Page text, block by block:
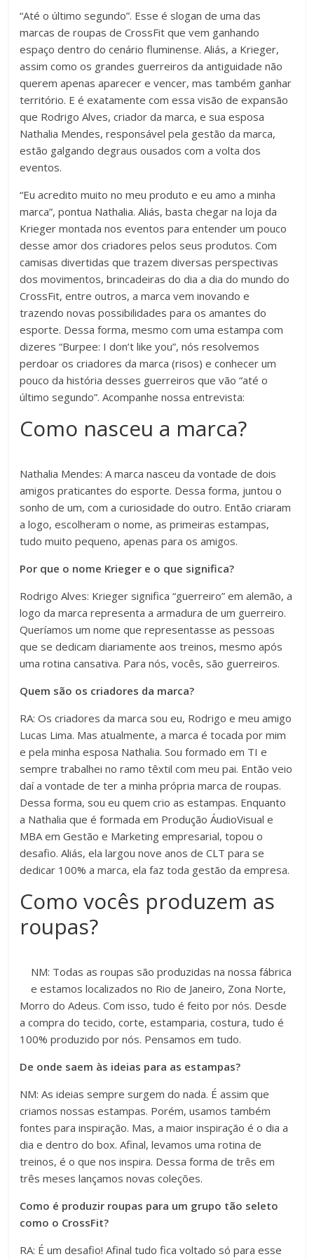
“Até o último segundo”. Esse é slogan de uma das
marcas de roupas de CrossFit que vem ganhando
espaço dentro do cenário fluminense. Aliás, a Krieger,
assim como os grandes guerreiros da antiguidade não
querem apenas aparecer e vencer, mas também ganhar
território. E é exatamente com essa visão de expansão
que Rodrigo Alves, criador da marca, e sua esposa
Nathalia Mendes, responsável pela gestão da marca,
estão galgando degraus ousados com a volta dos
eventos.
“Eu acredito muito no meu produto e eu amo a minha
marca”, pontua Nathalia. Aliás, basta chegar na loja da
Krieger montada nos eventos para entender um pouco
desse amor dos criadores pelos seus produtos. Com
camisas divertidas que trazem diversas perspectivas
dos movimentos, brincadeiras do dia a dia do mundo do
CrossFit, entre outros, a marca vem inovando e
trazendo novas possibilidades para os amantes do
esporte. Dessa forma, mesmo com uma estampa com
dizeres “Burpee: I don’t like you”, nós resolvemos
perdoar os criadores da marca (risos) e conhecer um
pouco da história desses guerreiros que vão “até o
último segundo”. Acompanhe nossa entrevista:
Como nasceu a marca?
Nathalia Mendes: A marca nasceu da vontade de dois
amigos praticantes do esporte. Dessa forma, juntou o
sonho de um, com a curiosidade do outro. Então criaram
a logo, escolheram o nome, as primeiras estampas,
tudo muito pequeno, apenas para os amigos.
Por que o nome Krieger e o que significa?
Rodrigo Alves: Krieger significa “guerreiro” em alemão, a
logo da marca representa a armadura de um guerreiro.
Queríamos um nome que representasse as pessoas
que se dedicam diariamente aos treinos, mesmo após
uma rotina cansativa. Para nós, vocês, são guerreiros.
Quem são os criadores da marca?
RA: Os criadores da marca sou eu, Rodrigo e meu amigo
Lucas Lima. Mas atualmente, a marca é tocada por mim
e pela minha esposa Nathalia. Sou formado em TI e
sempre trabalhei no ramo têxtil com meu pai. Então veio
daí a vontade de ter a minha própria marca de roupas.
Dessa forma, sou eu quem crio as estampas. Enquanto
a Nathalia que é formada em Produção ÁudioVisual e
MBA em Gestão e Marketing empresarial, topou o
desafio. Aliás, ela largou nove anos de CLT para se
dedicar 100% a marca, ela faz toda gestão da empresa.
Como vocês produzem as
roupas?
NM: Todas as roupas são produzidas na nossa fábrica
e estamos localizados no Rio de Janeiro, Zona Norte,
Morro do Adeus. Com isso, tudo é feito por nós. Desde
a compra do tecido, corte, estamparia, costura, tudo é
100% produzido por nós. Pensamos em tudo.
De onde saem às ideias para as estampas?
NM: As ideias sempre surgem do nada. É assim que
criamos nossas estampas. Porém, usamos também
fontes para inspiração. Mas, a maior inspiração é o dia a
dia e dentro do box. Afinal, levamos uma rotina de
treinos, é o que nos inspira. Dessa forma de três em
três meses lançamos novas coleções.
Como é produzir roupas para um grupo tão seleto
como o CrossFit?
RA: É um desafio! Afinal tudo fica voltado só para esse